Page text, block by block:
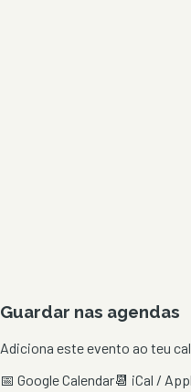
Guardar nas agendas
Adiciona este evento ao teu
📅 Google Calendar📆 iCal /